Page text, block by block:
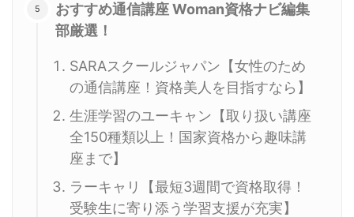
おすすめ通信講座 Woman資格ナビ編集
部厳選！
SARAスクールジャパン【女性のため
の通信講座！資格美人を目指すなら】
生涯学習のユーキャン【取り扱い講座
全150種類以上！国家資格から趣味講
座まで】
ラーキャリ【最短3週間で資格取得！
受験生に寄り添う学習支援が充実】